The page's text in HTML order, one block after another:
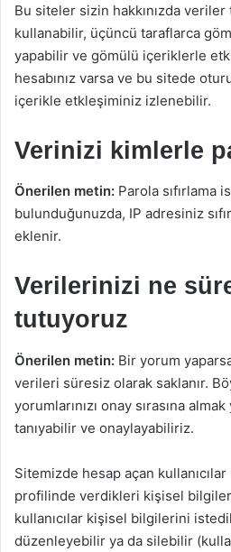
Bu siteler sizin hakkınızda
kullanabilir, üçüncü taraflarca
yapabilir ve gömülü içeriklerle
hesabınız varsa ve bu sitede
içerikle etkleşiminiz izlenebilir.
Verinizi kimlerle
Önerilen metin: Parola sıfırlama
bulunduğunuzda, IP adresiniz
eklenir.
Verilerinizi ne
tutuyoruz
Önerilen metin: Bir yorum
verileri süresiz olarak saklanır.
yorumlarınızı onay sırasına
tanıyabilir ve onaylayabiliriz.
Sitemizde hesap açan kullanıcılar
profilinde verdikleri kişisel
kullanıcılar kişisel bilgilerini
düzenleyebilir ya da silebilir